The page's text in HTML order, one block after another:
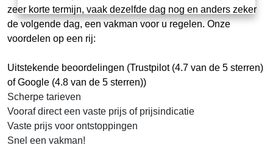
zeer korte termijn, vaak dezelfde dag nog en anders zeker
de volgende dag, een vakman voor u regelen. Onze
voordelen op een rij:
Uitstekende beoordelingen (Trustpilot (4.7 van de 5 sterren)
of Google (4.8 van de 5 sterren))
Scherpe tarieven
Vooraf direct een vaste prijs of prijsindicatie
Vaste prijs voor ontstoppingen
Snel een vakman!